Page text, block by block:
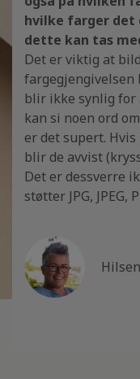
hvilke farger
dette kan tas
Det er viktig at
fargegjengivelsen
blir ikke synlig for
kan si noen ord
er det supert.
blir de avvist
Det er dessverre
støtter JPG, JPEG,
Hilsen